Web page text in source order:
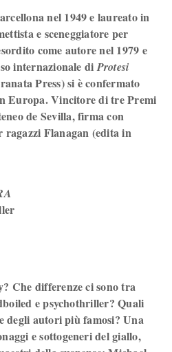
nel 1949 e laureato in
e sceneggiatore per
come autore nel 1979 e
internazionale diProtesi
Press) si è confermato
Europa. Vincitore di tre Premi
de Sevilla, firma con
ragazzi Flanagan (edita in
Che differenze ci sono tra
e psychothriller? Quali
degli autori più famosi? Una
e sottogeneri del giallo,